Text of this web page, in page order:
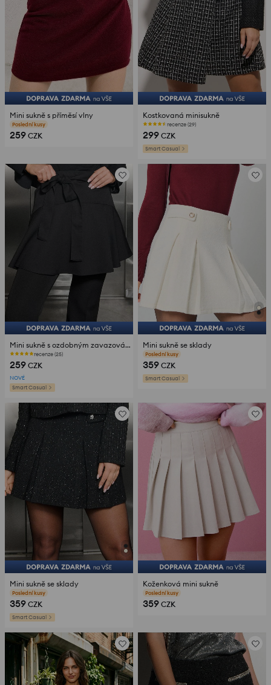
Mini sukně s příměsí vlny
recenze (16)
259 CZK
Kostkovaná minisukně
recenze (29)
299 CZK
Smart Casual
Mini sukně s ozdobným zavazováním
recenze (25)
259 CZK
NOVÉ
Smart Casual
Mini sukně se sklady
recenze (130)
359 CZK
Smart Casual
Mini sukně se sklady
recenze (130)
359 CZK
Smart Casual
Koženková mini sukně
recenze (61)
359 CZK